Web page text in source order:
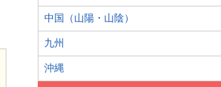
中国（山陽・山陰）
九州
沖縄